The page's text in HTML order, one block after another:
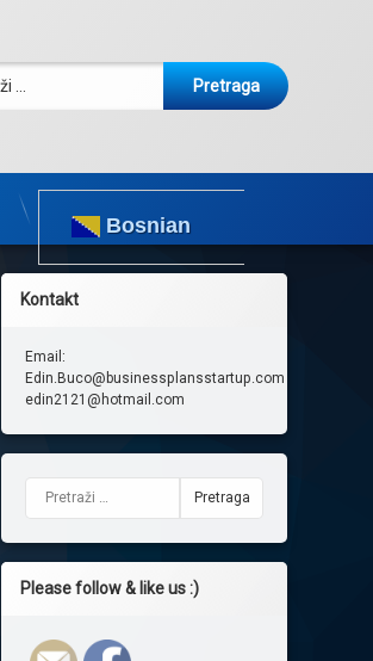
Bosnian
Kontakt
Email:
Edin.Buco@businessplansstartup.com
edin2121@hotmail.com
Please follow & like us :)